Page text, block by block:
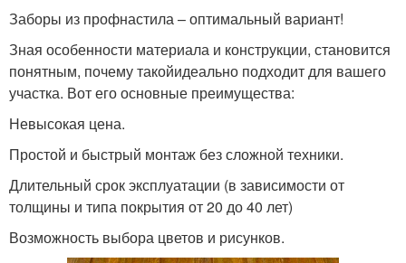
Заборы из профнастила – оптимальный вариант!
Зная особенности материала и конструкции, становится
понятным, почему такойидеально подходит для вашего
участка. Вот его основные преимущества:
Невысокая цена.
Простой и быстрый монтаж без сложной техники.
Длительный срок эксплуатации (в зависимости от
толщины и типа покрытия от 20 до 40 лет)
Возможность выбора цветов и рисунков.